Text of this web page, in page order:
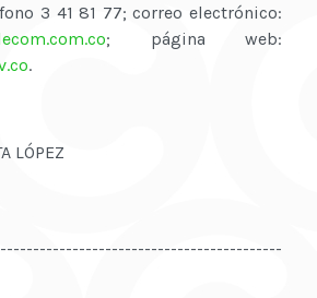
3 41 81 77; correo electrónico:
; página web:
.
LÓPEZ